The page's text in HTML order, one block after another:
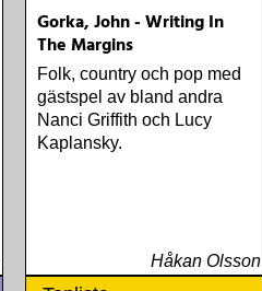
Gorka, John - Writing In
The Margins
Folk, country och pop med
gästspel av bland andra
Nanci Griffith och Lucy
Kaplansky.
Håkan Olsson